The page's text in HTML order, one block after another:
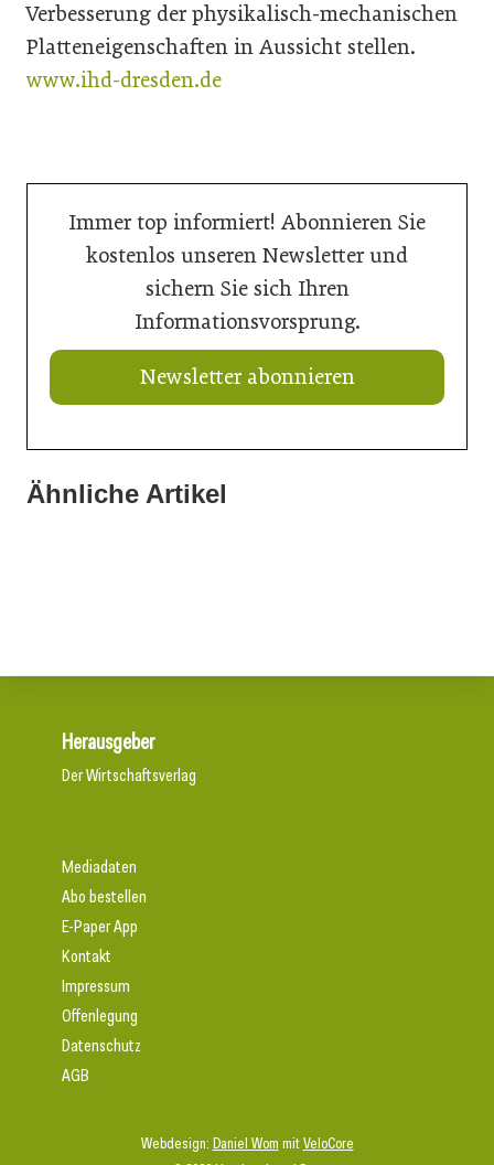
Verbesserung der physikalisch-mechanischen
Platteneigenschaften in Aussicht stellen.
www.ihd-dresden.de
Immer top informiert! Abonnieren Sie
kostenlos unseren Newsletter und
sichern Sie sich Ihren
Informationsvorsprung.
Newsletter abonnieren
Ähnliche Artikel
14. Juli 2026
Herausgeber
Der Wirtschaftsverlag
Webdesign: Daniel Wom mitVeloCore
Mediadaten
Abo bestellen
E-Paper App
Kontakt
Impressum
Offenlegung
Datenschutz
AGB